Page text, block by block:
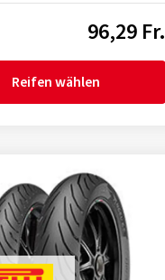
96,29 Fr.
Reifen wählen